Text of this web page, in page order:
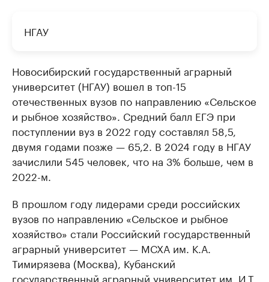
НГАУ
Новосибирский государственный аграрный
университет (НГАУ) вошел в топ-15
отечественных вузов по направлению «Сельское
и рыбное хозяйство». Средний балл ЕГЭ при
поступлении вуз в 2022 году составлял 58,5,
двумя годами позже — 65,2. В 2024 году в НГАУ
зачислили 545 человек, что на 3% больше, чем в
2022-м.
В прошлом году лидерами среди российских
вузов по направлению «Сельское и рыбное
хозяйство» стали Российский государственный
аграрный университет — МСХА им. К.А.
Тимирязева (Москва), Кубанский
государственный аграрный университет им. И.Т.